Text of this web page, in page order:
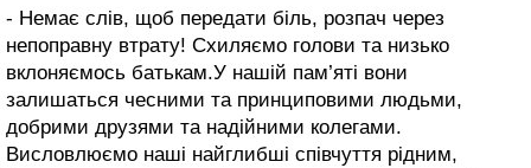
- Немає слів, щоб передати біль, розпач через
непоправну втрату! Схиляємо голови та низько
вклоняємось батькам.У нашій пам’яті вони
залишаться чесними та принциповими людьми,
добрими друзями та надійними колегами.
Висловлюємо наші найглибші співчуття рідним,